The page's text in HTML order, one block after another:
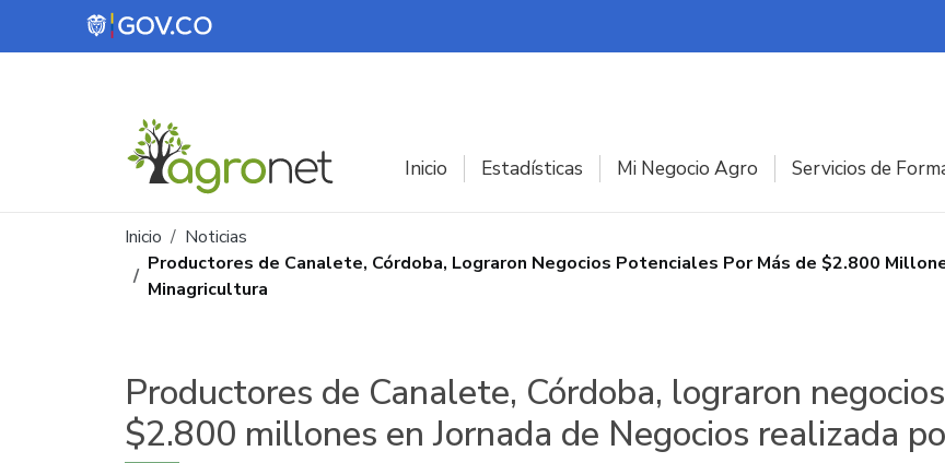
Pasar al contenido principal
Inicio Estadísticas Mi Negocio Agro Servicios de
Ruta de navegación
Inicio
Noticias
Productores de Canalete, Córdoba, Lograron Negocios Potenciales Por Más de $2.800
Minagricultura
Productores de Canalete, Córdoba, lograron
$2.800 millones en Jornada de Negocios realizada